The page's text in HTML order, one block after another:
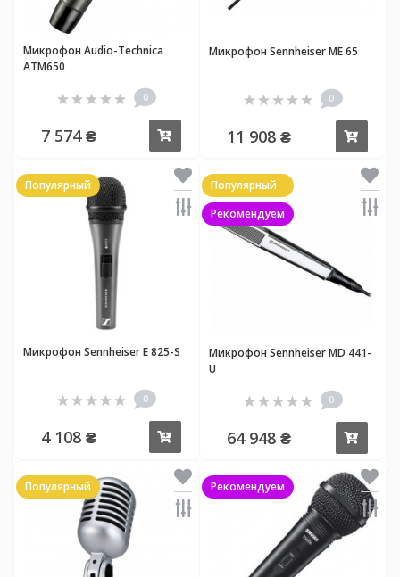
Микрофон Audio-Technica
ATM650
0
7 574 ₴
Микрофон Sennheiser ME 65
0
11 908 ₴
Популярный
Микрофон Sennheiser E 825-S
0
4 108 ₴
Популярный
Рекомендуем
Микрофон Sennheiser MD 441-
U
0
64 948 ₴
Популярный Рекомендуем